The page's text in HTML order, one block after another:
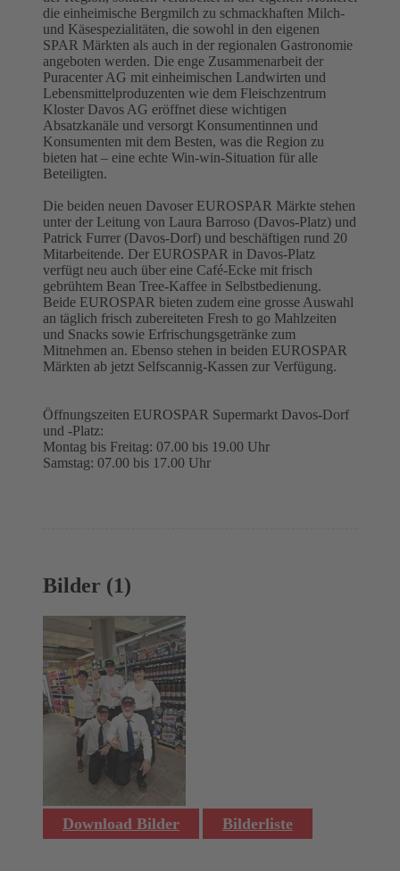
die einheimische Bergmilch zu schmackhaften Milch-
und Käsespezialitäten, die sowohl in den eigenen
SPAR Märkten als auch in der regionalen Gastronomie
angeboten werden. Die enge Zusammenarbeit der
Puracenter AG mit einheimischen Landwirten und
Lebensmittelproduzenten wie dem Fleischzentrum
Kloster Davos AG eröffnet diese wichtigen
Absatzkanäle und versorgt Konsumentinnen und
Konsumenten mit dem Besten, was die Region zu
bieten hat – eine echte Win-win-Situation für alle
Beteiligten.
Die beiden neuen Davoser EUROSPAR Märkte stehen
unter der Leitung von Laura Barroso (Davos-Platz) und
Patrick Furrer (Davos-Dorf) und beschäftigen rund 20
Mitarbeitende. Der EUROSPAR in Davos-Platz
verfügt neu auch über eine Café-Ecke mit frisch
gebrühtem Bean Tree-Kaffee in Selbstbedienung.
Beide EUROSPAR bieten zudem eine grosse Auswahl
an täglich frisch zubereiteten Fresh to go Mahlzeiten
und Snacks sowie Erfrischungsgetränke zum
Mitnehmen an. Ebenso stehen in beiden EUROSPAR
Märkten ab jetzt Selfscannig-Kassen zur Verfügung.
Öffnungszeiten EUROSPAR Supermarkt Davos-Dorf
und -Platz:
Montag bis Freitag: 07.00 bis 19.00 Uhr
Samstag: 07.00 bis 17.00 Uhr
Bilder (1)
Download Bilder Bilderliste